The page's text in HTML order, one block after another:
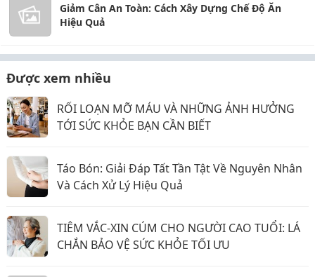
Giảm Cân An Toàn: Cách Xây Dựng Chế Độ Ăn
Hiệu Quả
Được xem nhiều
RỐI LOẠN MỠ MÁU VÀ NHỮNG ẢNH HƯỞNG
TỚI SỨC KHỎE BẠN CẦN BIẾT
Táo Bón: Giải Đáp Tất Tần Tật Về Nguyên Nhân
Và Cách Xử Lý Hiệu Quả
TIÊM VẮC-XIN CÚM CHO NGƯỜI CAO TUỔI: LÁ
CHẮN BẢO VỆ SỨC KHỎE TỐI ƯU